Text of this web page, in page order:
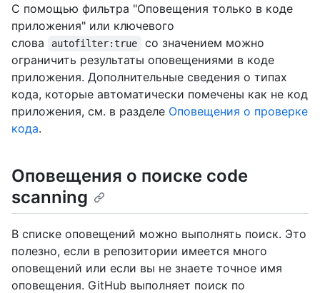
С помощью фильтра "Оповещения только в коде
приложения" или ключевого
слова
autofilter:true
со значением можно
ограничить результаты оповещениями в коде
приложения. Дополнительные сведения о типах
кода, которые автоматически помечены как не код
приложения, см. в разделе Оповещения о проверке
кода.
Оповещения о поиске code
scanning
В списке оповещений можно выполнять поиск. Это
полезно, если в репозитории имеется много
оповещений или если вы не знаете точное имя
оповещения. GitHub выполняет поиск по